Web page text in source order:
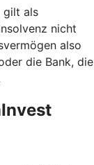
gilt als
nicht
also
die Bank, die